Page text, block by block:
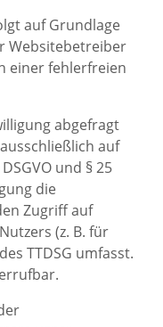
auf Grundlage
Websitebetreiber
einer fehlerfreien
abgefragt
auf
und § 25
die
Zugriff auf
(z. B. für
TTDSG umfasst.